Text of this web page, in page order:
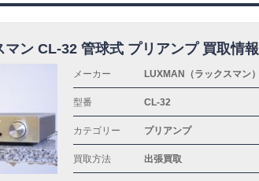
ン CL-32 管球式 プリアンプ 買取情報
メーカー LUXMAN（ラックスマン）
型番 CL-32
カテゴリー プリアンプ
買取方法 出張買取